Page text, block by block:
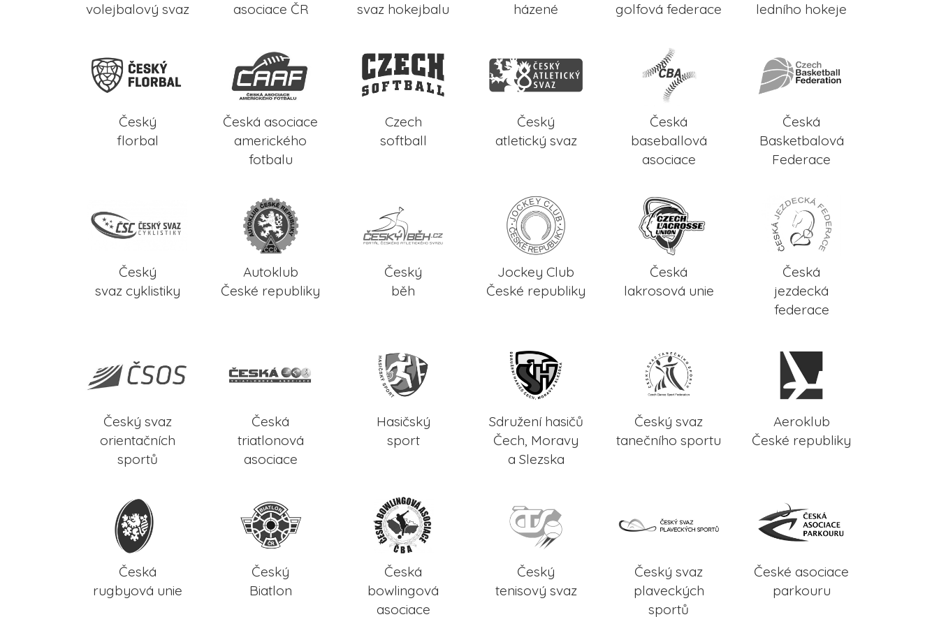
volejbalový svaz
asociace ČR
svaz hokejbalu
házené
golfová federace
ledního hokeje
Český
florbal
Česká asociace
amerického
fotbalu
Czech
softball
Český
atletický svaz
Česká
baseballová
asociace
Česká
Basketbalová
Federace
Český
svaz cyklistiky
Autoklub
České republiky
Český
běh
Jockey Club
České republiky
Česká
lakrosová unie
Česká
jezdecká
federace
Český svaz
orientačních
sportů
Česká
triatlonová
asociace
Hasičský
sport
Sdružení hasičů
Čech, Moravy
a Slezska
Český svaz
tanečního sportu
Aeroklub
České republiky
Česká
rugbyová unie
Český
Biatlon
Česká
bowlingová
asociace
Český
tenisový svaz
Český svaz
plaveckých
sportů
České asociace
parkouru